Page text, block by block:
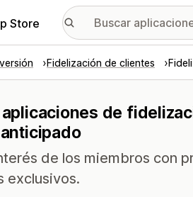
Store
Fidelización de clientes
de
de los miembros con
exclusivos.